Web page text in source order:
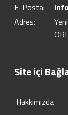
E-Posta:
Adres:
Site içi
Hakkımızda